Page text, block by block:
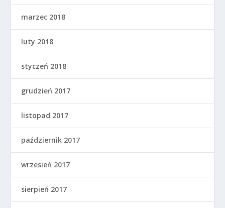
marzec 2018
luty 2018
styczeń 2018
grudzień 2017
listopad 2017
październik 2017
wrzesień 2017
sierpień 2017